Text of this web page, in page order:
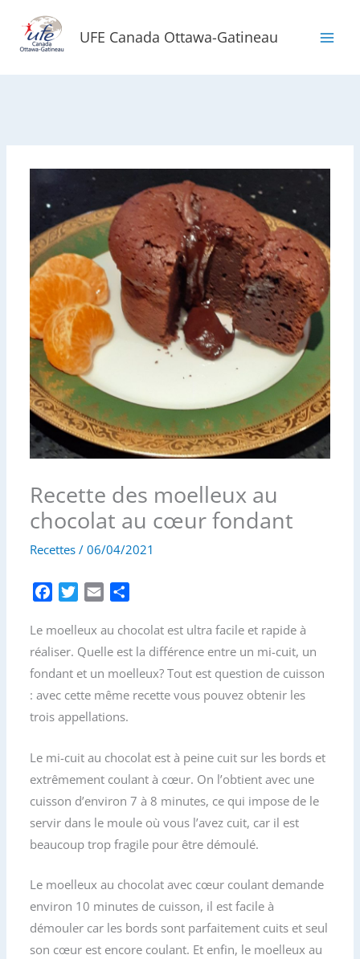
contenu
UFE Canada Ottawa-Gatineau
Recette des moelleux au
chocolat au cœur fondant
Recettes /06/04/2021
c
e
b
o
k
i
t
t
e
a
i
r
t
a
g
Le moelleux au chocolat est ultra facile et rapide à
réaliser. Quelle est la différence entre un mi-cuit, un
fondant et un moelleux? Tout est question de cuisson
: avec cette même recette vous pouvez obtenir les
trois appellations.
Le mi-cuit au chocolat est à peine cuit sur les bords et
extrêmement coulant à cœur. On l’obtient avec une
cuisson d’environ 7 à 8 minutes, ce qui impose de le
servir dans le moule où vous l’avez cuit, car il est
beaucoup trop fragile pour être démoulé.
Le moelleux au chocolat avec cœur coulant demande
environ 10 minutes de cuisson, il est facile à
démouler car les bords sont parfaitement cuits et seul
son cœur est encore coulant. Et enfin, le moelleux au